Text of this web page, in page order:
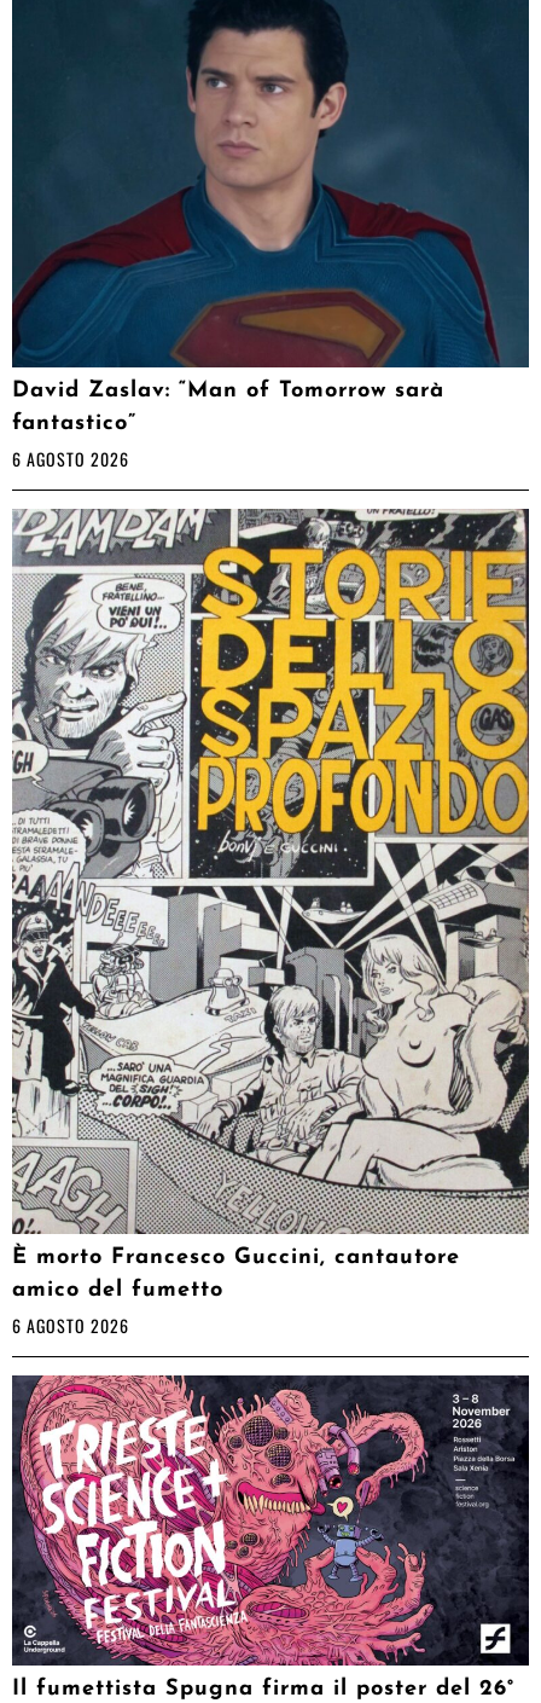
David Zaslav: “Man of Tomorrow sarà
fantastico”
6 AGOSTO 2026
È morto Francesco Guccini, cantautore
amico del fumetto
6 AGOSTO 2026
Il fumettista Spugna firma il poster del 26°